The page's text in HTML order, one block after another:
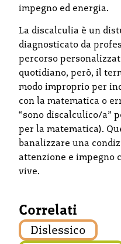
impegno ed energia.
La discalculia è un
diagnosticato da
percorso
quotidiano, però, il
modo improprio per
con la matematica o
“sono discalculico/a”
per la matematica).
banalizzare una
attenzione e impegno
vive.
Correlati
Dislessico